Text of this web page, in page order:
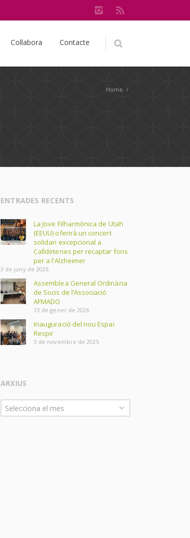
Col·labora Contacte
Home /
ENTRADES RECENTS
La Jove Filharmònica de Utah
(EEUU) oferirà un concert
solidari excepcional a
Calldetenes per recaptar fons
per a l’Alzheimer
3 de juny de 2026
Assemblea General Ordinària
de Socis de l’Associació
AFMADO
13 de gener de 2026
Inauguració del nou Espai
Respir
3 de novembre de 2025
ARXIUS
Arxius
Selecciona el mes